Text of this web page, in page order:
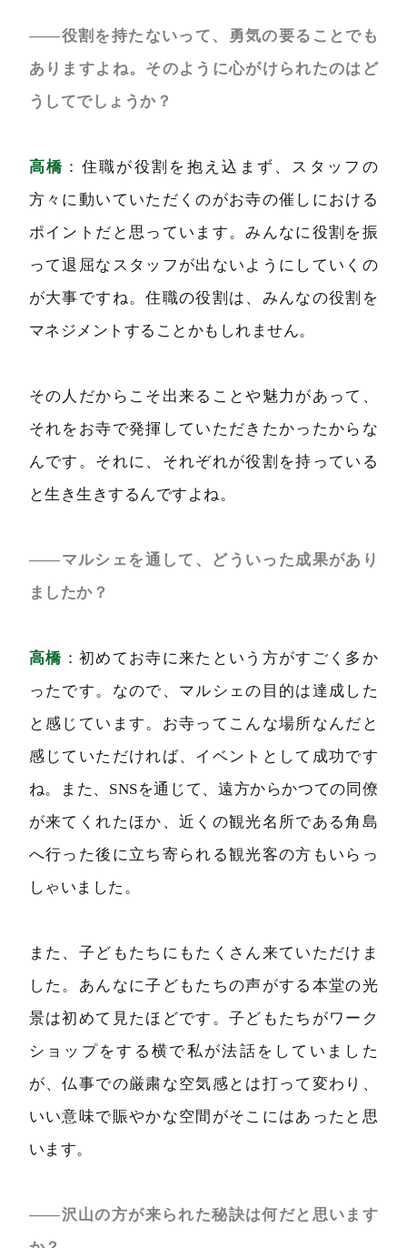
――役割を持たないって、勇気の要ることでも
ありますよね。そのように心がけられたのはど
うしてでしょうか？
高橋 ：住職が役割を抱え込まず、スタッフの
方々に動いていただくのがお寺の催しにおける
ポイントだと思っています。みんなに役割を振
って退屈なスタッフが出ないようにしていくの
が大事ですね。住職の役割は、みんなの役割を
マネジメントすることかもしれません。
その人だからこそ出来ることや魅力があって、
それをお寺で発揮していただきたかったからな
んです。それに、それぞれが役割を持っている
と生き生きするんですよね。
――マルシェを通して、どういった成果があり
ましたか？
高橋 ：初めてお寺に来たという方がすごく多か
ったです。なので、マルシェの目的は達成した
と感じています。お寺ってこんな場所なんだと
感じていただければ、イベントとして成功です
ね。また、SNSを通じて、遠方からかつての同僚
が来てくれたほか、近くの観光名所である角島
へ行った後に立ち寄られる観光客の方もいらっ
しゃいました。
また、子どもたちにもたくさん来ていただけま
した。あんなに子どもたちの声がする本堂の光
景は初めて見たほどです。子どもたちがワーク
ショップをする横で私が法話をしていました
が、仏事での厳粛な空気感とは打って変わり、
いい意味で賑やかな空間がそこにはあったと思
います。
――沢山の方が来られた秘訣は何だと思います